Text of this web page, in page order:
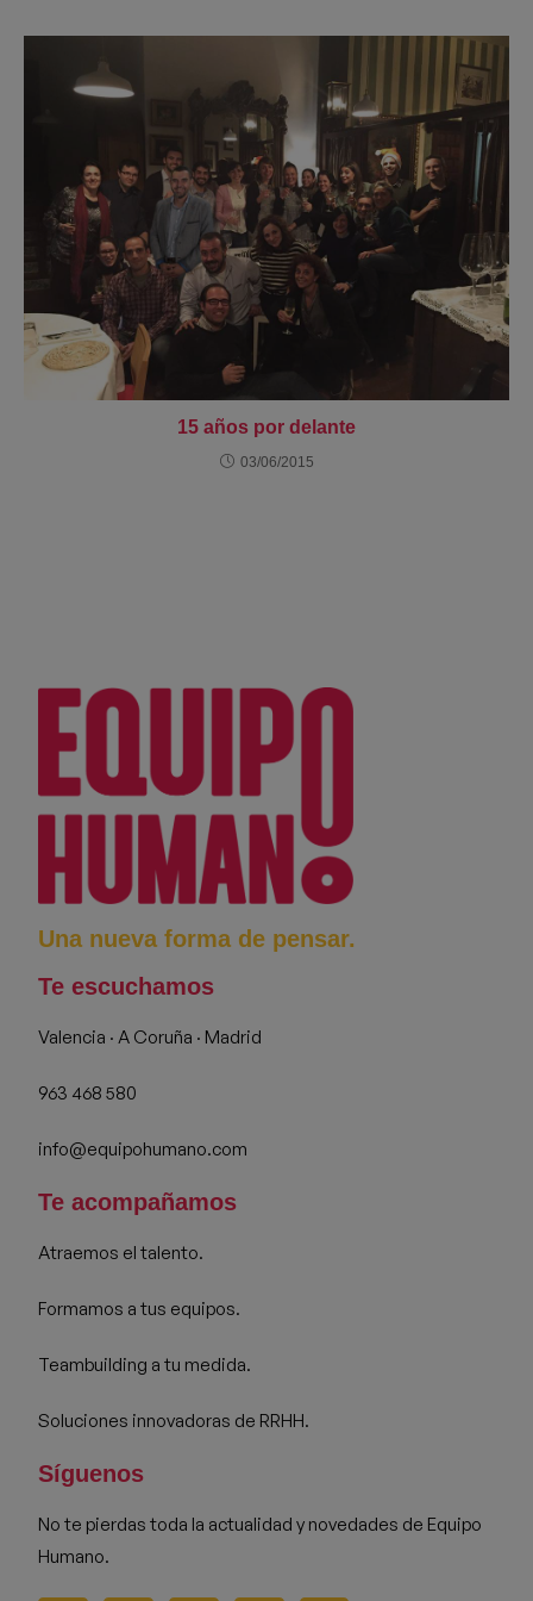
15 años por delante
03/06/2015
Una nueva forma de pensar.
Te escuchamos
Valencia · A Coruña · Madrid
963 468 580
info@equipohumano.com
Te acompañamos
Atraemos el talento.
Formamos a tus equipos.
Teambuilding a tu medida.
Soluciones innovadoras de RRHH.
Síguenos
No te pierdas toda la actualidad y novedades de Equipo
Humano.